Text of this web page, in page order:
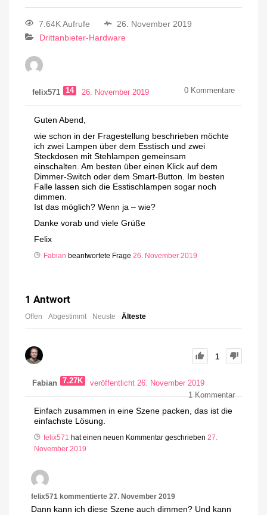
7.64K Aufrufe
26. November 2019
Drittanbieter-Hardware
felix571 14 26. November 2019 0 Kommentare
Guten Abend,
wie schon in der Fragestellung beschrieben möchte
ich zwei Lampen über dem Esstisch und zwei
Steckdosen mit Stehlampen gemeinsam
einschalten. Am besten über einen Klick auf dem
Dimmer-Switch oder dem Smart-Button. Im besten
Falle lassen sich die Esstischlampen sogar noch
dimmen.
Ist das möglich? Wenn ja – wie?
Danke vorab und viele Grüße
Felix
Fabian beantwortete Frage 26. November 2019
1 Antwort
Offen Abgestimmt Neuste Älteste
1
Fabian 7.27K
veröffentlicht 26. November 2019
1Kommentar
Einfach zusammen in eine Szene packen, das ist die
einfachste Lösung.
felix571 hat einen neuen Kommentar geschrieben 27.
November 2019
felix571 kommentierte 27. November 2019
Dann kann ich diese Szene auch dimmen? Und kann